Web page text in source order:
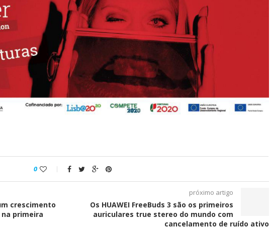
0
crescimento
primeira
próximo artigo
Os HUAWEI FreeBuds 3 são os primeiros
auriculares true stereo do mundo com
cancelamento de ruído ativo
se à DIG-IN para
BMcar abre portas em Guimarães
num investimento de...